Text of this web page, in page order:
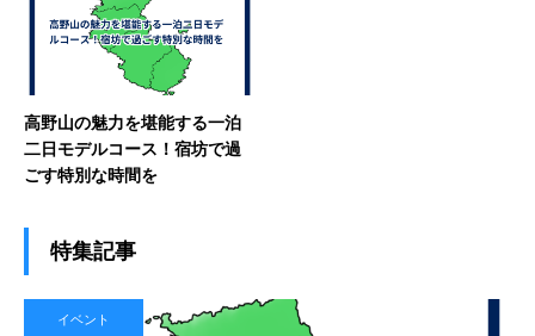
高野山の魅力を堪能する一泊
二日モデルコース！宿坊で過
ごす特別な時間を
特集記事
イベント